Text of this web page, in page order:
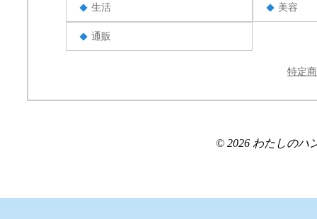
生活 美容
通販
特定
© 2026 わたしのハ